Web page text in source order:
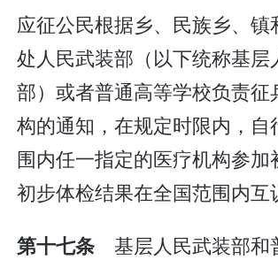
应征公民根据乡、民族乡、镇
处人民武装部（以下统称基层
部）或者普通高等学校负责征
构的通知，在规定时限内，自
围内任一指定的医疗机构参加
初步体检结果在全国范围内互
第十七条 基层人民武装部和